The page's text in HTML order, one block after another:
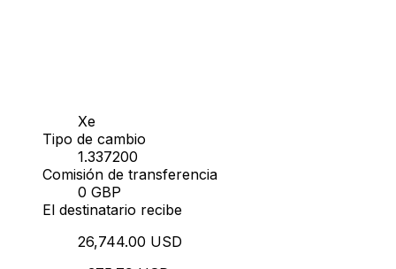
Xe
Tipo de cambio
1.337200
Comisión de transferencia
0 GBP
El destinatario recibe
26,744.00 USD